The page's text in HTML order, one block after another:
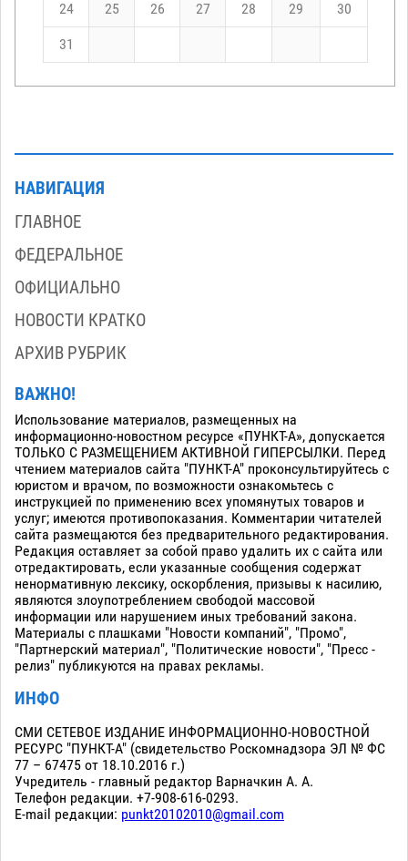
24 25 26 27 28 29 30
31
НАВИГАЦИЯ
ГЛАВНОЕ
ФЕДЕРАЛЬНОЕ
ОФИЦИАЛЬНО
НОВОСТИ КРАТКО
АРХИВ РУБРИК
ВАЖНО!
Использование материалов, размещенных на
информационно-новостном ресурсе «ПУНКТ-А», допускается
ТОЛЬКО С РАЗМЕЩЕНИЕМ АКТИВНОЙ ГИПЕРСЫЛКИ. Перед
чтением материалов сайта "ПУНКТ-А" проконсультируйтесь с
юристом и врачом, по возможности ознакомьтесь с
инструкцией по применению всех упомянутых товаров и
услуг; имеются противопоказания. Комментарии читателей
сайта размещаются без предварительного редактирования.
Редакция оставляет за собой право удалить их с сайта или
отредактировать, если указанные сообщения содержат
ненормативную лексику, оскорбления, призывы к насилию,
являются злоупотреблением свободой массовой
информации или нарушением иных требований закона.
Материалы с плашками "Новости компаний", "Промо",
"Партнерский материал", "Политические новости", "Пресс -
релиз" публикуются на правах рекламы.
ИНФО
СМИ СЕТЕВОЕ ИЗДАНИЕ ИНФОРМАЦИОННО-НОВОСТНОЙ
РЕСУРС "ПУНКТ-А" (свидетельство Роскомнадзора ЭЛ № ФС
77 – 67475 от 18.10.2016 г.)
Учредитель - главный редактор Варначкин А. А.
Телефон редакции. +7-908-616-0293.
E-mail редакции: punkt20102010@gmail.com